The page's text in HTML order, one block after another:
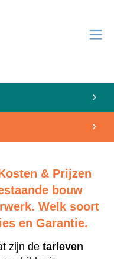
& Prijzen
bouw
Welk soort
en Garantie.
zijn de tarieven